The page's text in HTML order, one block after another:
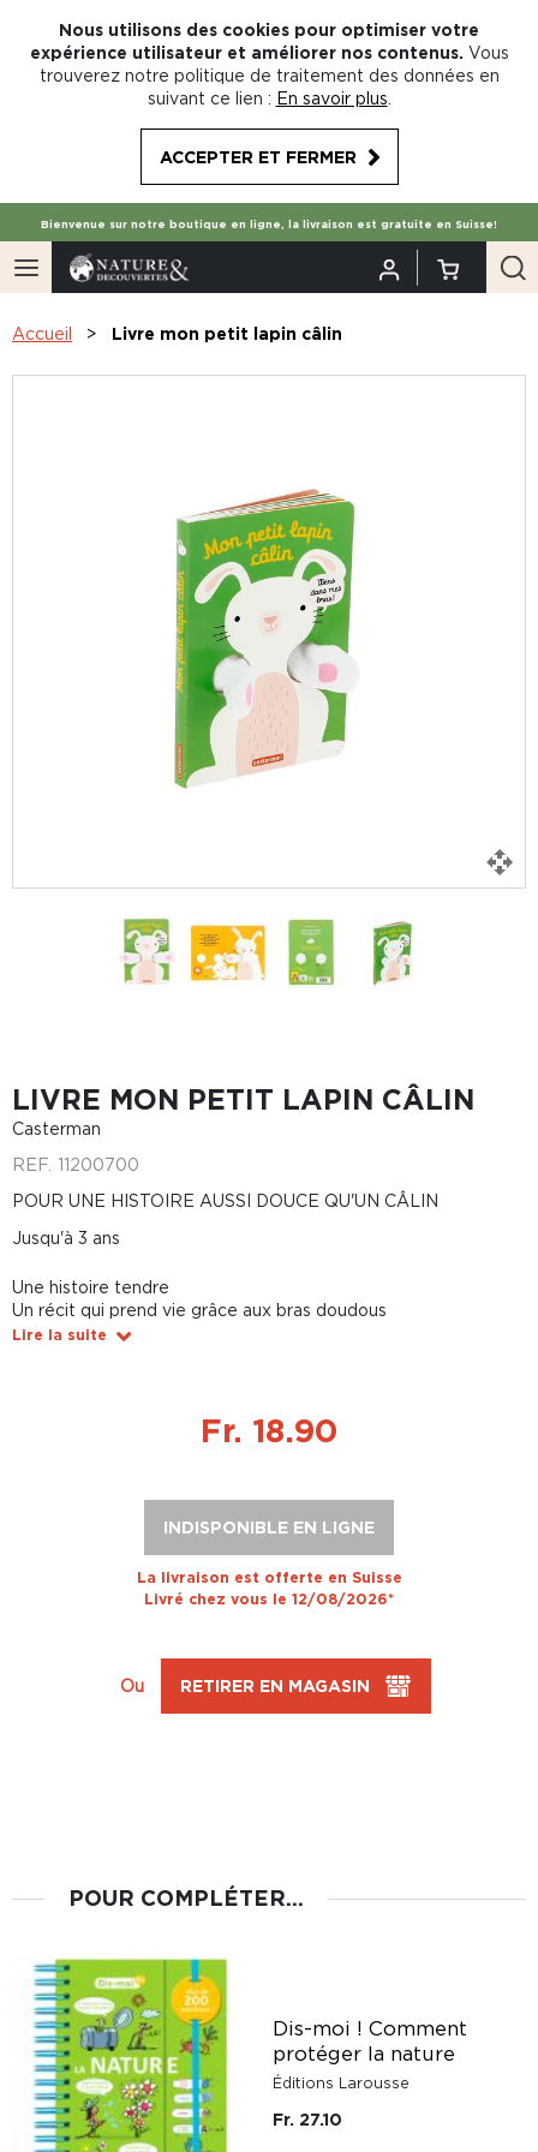
Nous utilisons des cookies pour optimiser votre
expérience utilisateur et améliorer nos contenus. Vous
trouverez notre politique de traitement des données en
suivant ce lien : En savoir plus
ACCEPTER ET FERMER
Bienvenue sur notre boutique en ligne, la livraison est gratuite en Suisse!
Accueil Livre mon petit lapin câlin
LIVRE MON PETIT LAPIN CÂLIN
Casterman
REF. 11200700
POUR UNE HISTOIRE AUSSI DOUCE QU'UN CÂLIN
Jusqu'à 3 ans
Une histoire tendre
Un récit qui prend vie grâce aux bras doudous
Lire la suite
Fr. 18.90
INDISPONIBLE EN LIGNE
La livraison est offerte en Suisse
Livré chez vous le 12/08/2026*
Ou RETIRER EN MAGASIN
POUR COMPLÉTER...
Dis-moi ! Comment
protéger la nature
Éditions Larousse
Fr. 27.10